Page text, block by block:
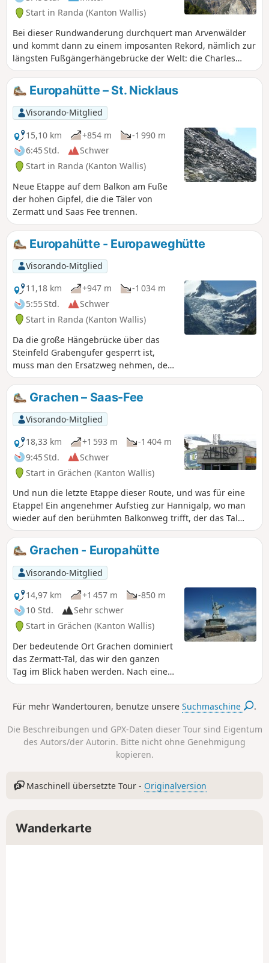
Start in Randa (Kanton Wallis)
Bei dieser Rundwanderung durchquert man Arvenwälder
und kommt dann zu einem imposanten Rekord, nämlich zur
längsten Fußgängerhängebrücke der Welt: die Charles
Kuonen Hängebrücke.
Europahütte – St. Nicklaus
Visorando-Mitglied
15,10 km
+854 m
-1 990 m
6:45 Std.
Schwer
Start in Randa (Kanton Wallis)
Neue Etappe auf dem Balkon am Fuße
der hohen Gipfel, die die Täler von
Zermatt und Saas Fee trennen.
Europahütte - Europaweghütte
Visorando-Mitglied
11,18 km
+947 m
-1 034 m
5:55 Std.
Schwer
Start in Randa (Kanton Wallis)
Da die große Hängebrücke über das
Steinfeld Grabengufer gesperrt ist,
muss man den Ersatzweg nehmen, der
bis nach Tasch hinabführt.
Anschließend erfolgt ein ziemlicher
Anstieg zur Täschalp, auf der sich die
Europaweghütte befindet.
Grachen – Saas-Fee
Visorando-Mitglied
18,33 km
+1 593 m
-1 404 m
9:45 Std.
Schwer
Start in Grächen (Kanton Wallis)
Und nun die letzte Etappe dieser Route, und was für eine
Etappe! Ein angenehmer Aufstieg zur Hannigalp, wo man
wieder auf den berühmten Balkonweg trifft, der das Tal
hinunter nach Saas Fee führt.
Grachen - Europahütte
Visorando-Mitglied
14,97 km
+1 457 m
-850 m
10 Std.
Sehr schwer
Start in Grächen (Kanton Wallis)
Der bedeutende Ort Grachen dominiert
das Zermatt-Tal, das wir den ganzen
Tag im Blick haben werden. Nach einem
ruhigen Aufstieg zum Sankt-Niklaus auf
zu Steinfeld und erreichen nach einer
Europahütte.
Für mehr Wandertouren, benutze unsereSuchmaschine .
Die Beschreibungen und GPX-Daten dieser Tour sind Eigentum
des Autors/der Autorin. Bitte nicht ohne Genehmigung
kopieren.
Maschinell übersetzte Tour - Originalversion
Wanderkarte